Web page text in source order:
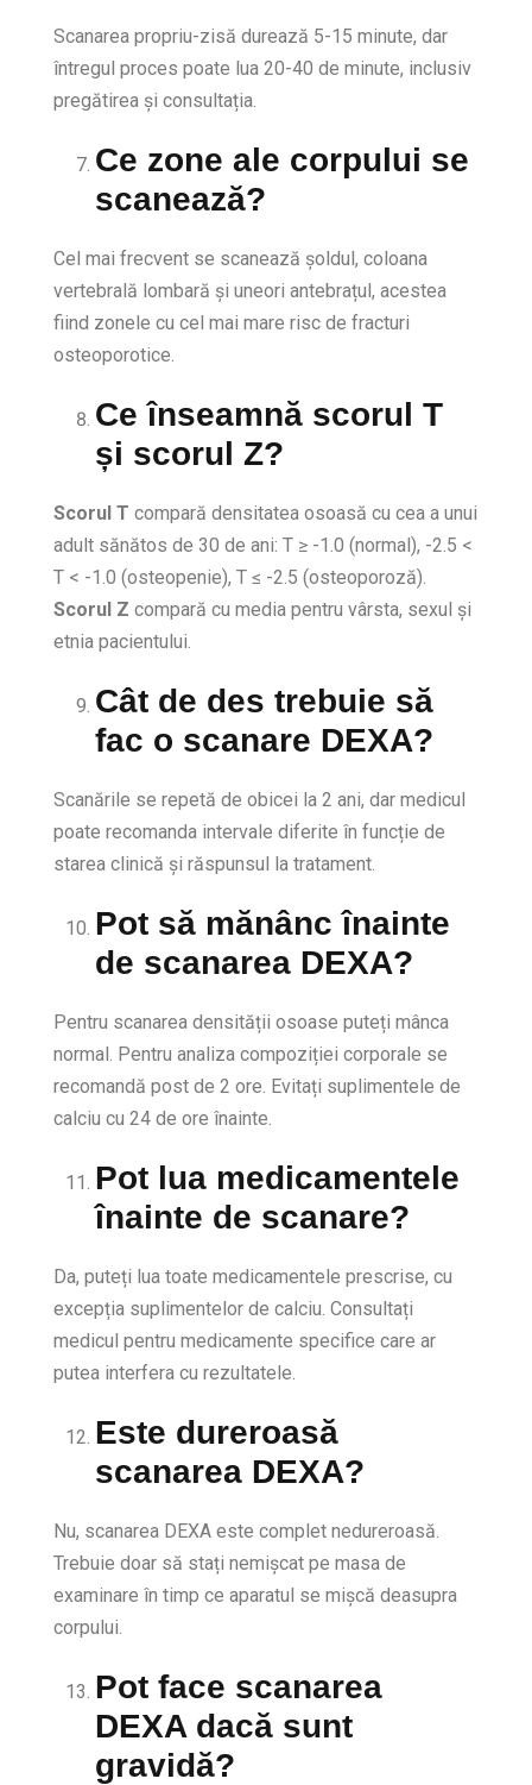
Scanarea propriu-zisă durează 5-15 minute, dar
întregul proces poate lua 20-40 de minute, inclusiv
pregătirea și consultația.
Ce zone ale corpului se
scanează?
Cel mai frecvent se scanează șoldul, coloana
vertebrală lombară și uneori antebrațul, acestea
fiind zonele cu cel mai mare risc de fracturi
osteoporotice.
Ce înseamnă scorul T
și scorul Z?
Scorul T compară densitatea osoasă cu cea a unui
adult sănătos de 30 de ani: T ≥ -1.0 (normal), -2.5 <
T < -1.0 (osteopenie), T ≤ -2.5 (osteoporoză).
Scorul Z compară cu media pentru vârsta, sexul și
etnia pacientului.
Cât de des trebuie să
fac o scanare DEXA?
Scanările se repetă de obicei la 2 ani, dar medicul
poate recomanda intervale diferite în funcție de
starea clinică și răspunsul la tratament.
Pot să mănânc înainte
de scanarea DEXA?
Pentru scanarea densității osoase puteți mânca
normal. Pentru analiza compoziției corporale se
recomandă post de 2 ore. Evitați suplimentele de
calciu cu 24 de ore înainte.
Pot lua medicamentele
înainte de scanare?
Da, puteți lua toate medicamentele prescrise, cu
excepția suplimentelor de calciu. Consultați
medicul pentru medicamente specifice care ar
putea interfera cu rezultatele.
Este dureroasă
scanarea DEXA?
Nu, scanarea DEXA este complet nedureroasă.
Trebuie doar să stați nemișcat pe masa de
examinare în timp ce aparatul se mișcă deasupra
corpului.
Pot face scanarea
DEXA dacă sunt
gravidă?